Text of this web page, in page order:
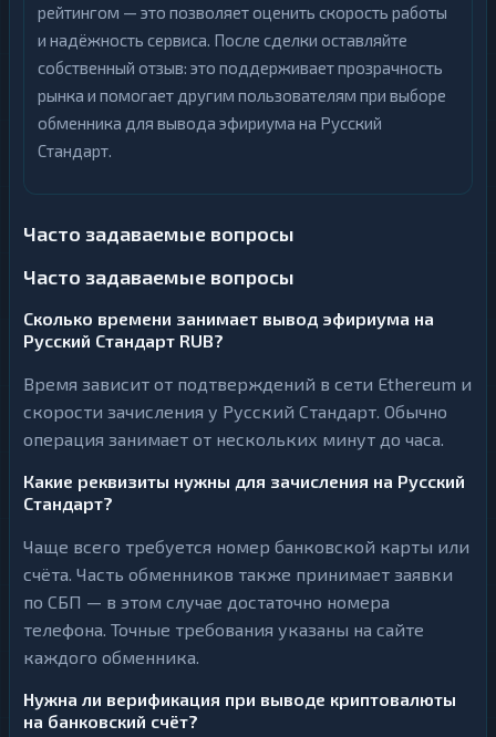
рейтингом — это позволяет оценить скорость работы
и надёжность сервиса. После сделки оставляйте
собственный отзыв: это поддерживает прозрачность
рынка и помогает другим пользователям при выборе
обменника для вывода эфириума на Русский
Стандарт.
Часто задаваемые вопросы
Часто задаваемые вопросы
Сколько времени занимает вывод эфириума на
Русский Стандарт RUB?
Время зависит от подтверждений в сети Ethereum и
скорости зачисления у Русский Стандарт. Обычно
операция занимает от нескольких минут до часа.
Какие реквизиты нужны для зачисления на Русский
Стандарт?
Чаще всего требуется номер банковской карты или
счёта. Часть обменников также принимает заявки
по СБП — в этом случае достаточно номера
телефона. Точные требования указаны на сайте
каждого обменника.
Нужна ли верификация при выводе криптовалюты
на банковский счёт?